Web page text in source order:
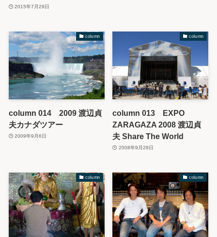
2015年7月29日
column
column 014 2009 渡辺貞
夫カナダツアー
2009年9月6日
column
column 013 EXPO
ZARAGAZA 2008 渡辺貞
夫 Share The World
2008年9月28日
column column